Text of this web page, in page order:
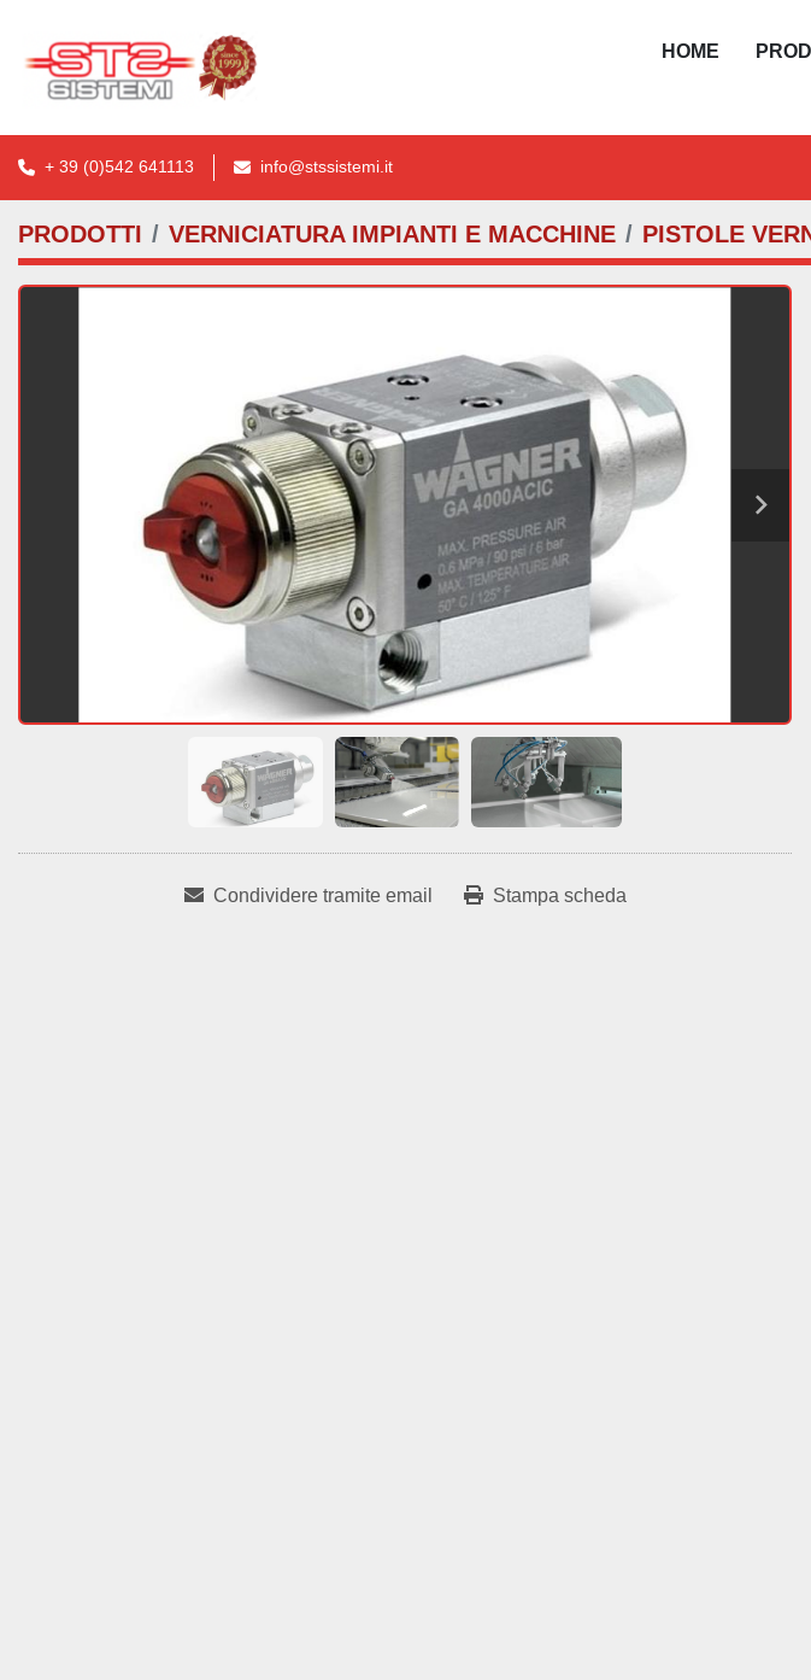
HOME
+ 39 (0)542 641113 info@stssistemi.it
PRODOTTI VERNICIATURA IMPIANTI E MACCHINE PISTOLE
Condividere tramite email Stampa scheda